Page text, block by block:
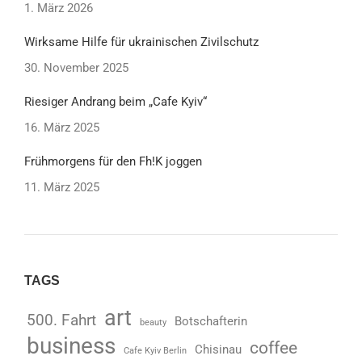
1. März 2026
Wirksame Hilfe für ukrainischen Zivilschutz
30. November 2025
Riesiger Andrang beim „Cafe Kyiv“
16. März 2025
Frühmorgens für den Fh!K joggen
11. März 2025
TAGS
500. Fahrt art beauty Botschafterin
business Cafe Kyiv Berlin Chisinau coffee